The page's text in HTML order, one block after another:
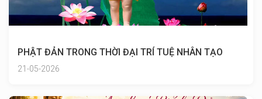
PHẬT ĐẢN TRONG THỜI ĐẠI TRÍ TUỆ NHÂN TẠO
21-05-2026